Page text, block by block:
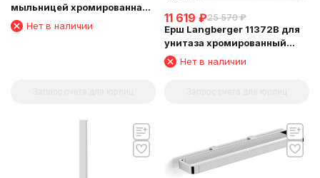
мыльницей хромированная
универсальная к стене 52 см
(решетка+решетка) 31060E
Нет в наличии
11 619 ₽25 570 ₽
Ерш Langberger 11372B для
унитаза хромированный
квадратный к стене
Нет в наличии